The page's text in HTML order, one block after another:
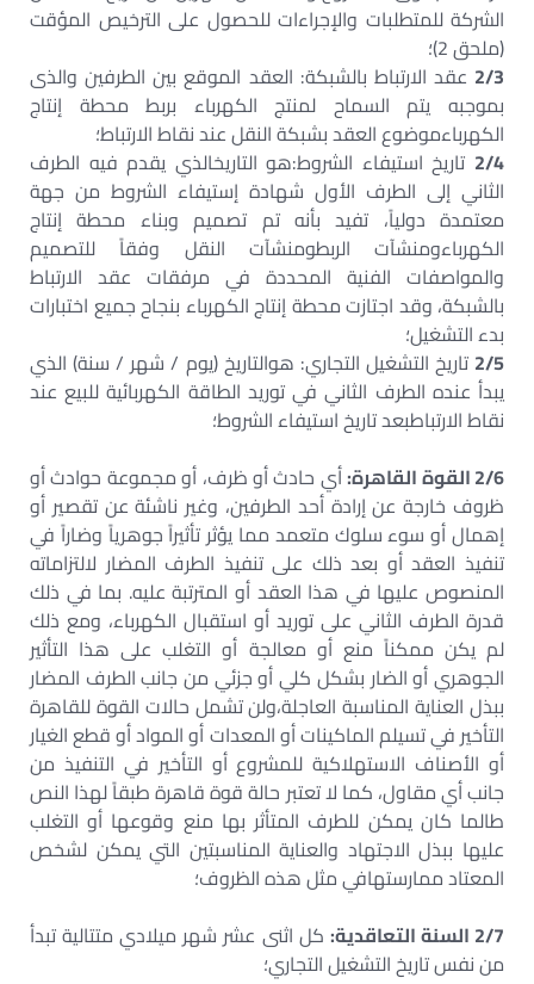
الشركة للمتطلبات والإجراءات للحصول على الترخيص المؤقت
(ملحق 2)؛
2/3 عقد الارتباط بالشبكة: العقد الموقع بين الطرفين والذى
بموجبه يتم السماح لمنتج الكهرباء بربط محطة إنتاج
الكهرباءموضوع العقد بشبكة النقل عند نقاط الارتباط؛
2/4 تاريخ استيفاء الشروط:هو التاريخالذي يقدم فيه الطرف
الثاني إلى الطرف الأول شهادة إستيفاء الشروط من جهة
معتمدة دولياً، تفيد بأنه تم تصميم وبناء محطة إنتاج
الكهرباءومنشآت الربطومنشآت النقل وفقاً للتصميم
والمواصفات الفنية المحددة في مرفقات عقد الارتباط
بالشبكة، وقد اجتازت محطة إنتاج الكهرباء بنجاح جميع اختبارات
بدء التشغيل؛
2/5 تاريخ التشغيل التجاري: هوالتاريخ (يوم / شهر / سنة) الذي
يبدأ عنده الطرف الثاني في توريد الطاقة الكهربائية للبيع عند
نقاط الارتباطبعد تاريخ استيفاء الشروط؛
2/6 القوة القاهرة:
أي حادث أو ظرف، أو مجموعة حوادث أو
ظروف خارجة عن إرادة أحد الطرفين، وغير ناشئة عن تقصير أو
إهمال أو سوء سلوك متعمد مما يؤثر تأثيراً جوهرياً وضاراً في
تنفيذ العقد أو بعد ذلك على تنفيذ الطرف المضار لالتزاماته
المنصوص عليها في هذا العقد أو المترتبة عليه. بما في ذلك
قدرة الطرف الثاني على توريد أو استقبال الكهرباء، ومع ذلك
لم يكن ممكناً منع أو معالجة أو التغلب على هذا التأثير
الجوهري أو الضار بشكل كلي أو جزئي من جانب الطرف المضار
ببذل العناية المناسبة العاجلة،ولن تشمل حالات القوة للقاهرة
التأخير في تسيلم الماكينات أو المعدات أو المواد أو قطع الغيار
أو الأصناف الاستهلاكية للمشروع أو التأخير في التنفيذ من
جانب أي مقاول، كما لا تعتبر حالة قوة قاهرة طبقاً لهذا النص
طالما كان يمكن للطرف المتأثر بها منع وقوعها أو التغلب
عليها ببذل الاجتهاد والعناية المناسبتين التي يمكن لشخص
المعتاد ممارستهافي مثل هذه الظروف؛
2/7 السنة التعاقدية:
كل اثنى عشر شهر ميلادي متتالية تبدأ
من نفس تاريخ التشغيل التجاري؛